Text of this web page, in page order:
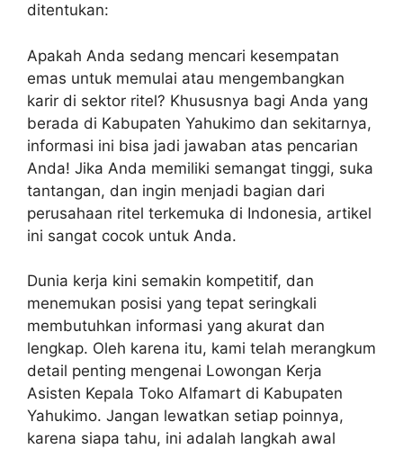
ditentukan:
Apakah Anda sedang mencari kesempatan
emas untuk memulai atau mengembangkan
karir di sektor ritel? Khususnya bagi Anda yang
berada di Kabupaten Yahukimo dan sekitarnya,
informasi ini bisa jadi jawaban atas pencarian
Anda! Jika Anda memiliki semangat tinggi, suka
tantangan, dan ingin menjadi bagian dari
perusahaan ritel terkemuka di Indonesia, artikel
ini sangat cocok untuk Anda.
Dunia kerja kini semakin kompetitif, dan
menemukan posisi yang tepat seringkali
membutuhkan informasi yang akurat dan
lengkap. Oleh karena itu, kami telah merangkum
detail penting mengenai Lowongan Kerja
Asisten Kepala Toko Alfamart di Kabupaten
Yahukimo. Jangan lewatkan setiap poinnya,
karena siapa tahu, ini adalah langkah awal